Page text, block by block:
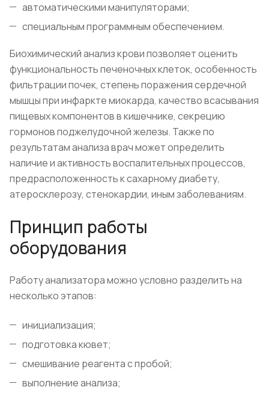
автоматическими манипуляторами;
специальным программным обеспечением.
Биохимический анализ крови позволяет оценить
функциональность печеночных клеток, особенность
фильтрации почек, степень поражения сердечной
мышцы при инфаркте миокарда, качество всасывания
пищевых компонентов в кишечнике, секрецию
гормонов поджелудочной железы. Также по
результатам анализа врач может определить
наличие и активность воспалительных процессов,
предрасположенность к сахарному диабету,
атеросклерозу, стенокардии, иным заболеваниям.
Принцип работы
оборудования
Работу анализатора можно условно разделить на
несколько этапов:
инициализация;
подготовка кювет;
смешивание реагента с пробой;
выполнение анализа;